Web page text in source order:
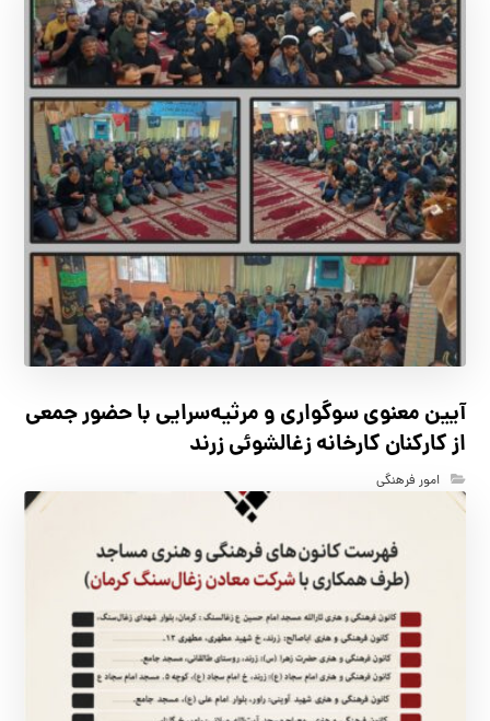
آیین معنوی سوگواری و مرثیه‌سرایی با حضور جمعی
از کارکنان كارخانه زغالشوئي زرند
امور فرهنگی